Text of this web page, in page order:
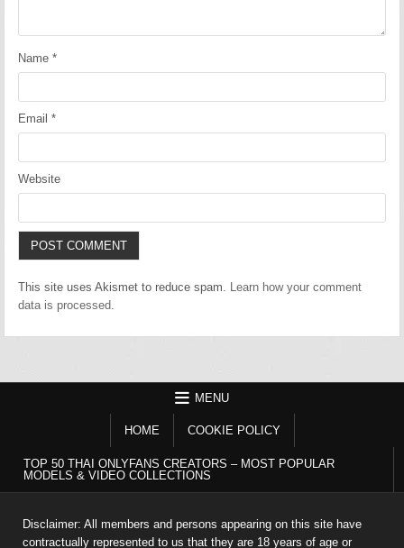
Name*
Email*
Website
This site uses Akismet to reduce spam. Learn how your comment
data is processed.
MENU
HOME COOKIE POLICY
TOP 50 THAI ONLYFANS CREATORS – MOST POPULAR
MODELS & VIDEO COLLECTIONS
Disclaimer: All members and persons appearing on this site have
contractually represented to us that they are 18 years of age or